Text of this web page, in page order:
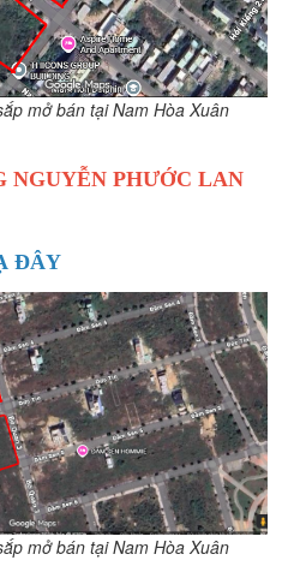
mở bán tại Nam Hòa Xuân
NGUYỄN PHƯỚC LAN
ĐÂY
mở bán tại Nam Hòa Xuân
TỐT NHẤT